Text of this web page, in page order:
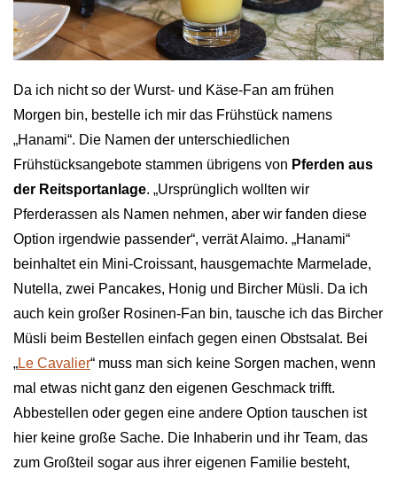
Da ich nicht so der Wurst- und Käse-Fan am frühen
Morgen bin, bestelle ich mir das Frühstück namens
„Hanami“. Die Namen der unterschiedlichen
Frühstücksangebote stammen übrigens von Pferden aus
der Reitsportanlage. „Ursprünglich wollten wir
Pferderassen als Namen nehmen, aber wir fanden diese
Option irgendwie passender“, verrät Alaimo. „Hanami“
beinhaltet ein Mini-Croissant, hausgemachte Marmelade,
Nutella, zwei Pancakes, Honig und Bircher Müsli. Da ich
auch kein großer Rosinen-Fan bin, tausche ich das Bircher
Müsli beim Bestellen einfach gegen einen Obstsalat. Bei
„Le Cavalier“ muss man sich keine Sorgen machen, wenn
mal etwas nicht ganz den eigenen Geschmack trifft.
Abbestellen oder gegen eine andere Option tauschen ist
hier keine große Sache. Die Inhaberin und ihr Team, das
zum Großteil sogar aus ihrer eigenen Familie besteht,